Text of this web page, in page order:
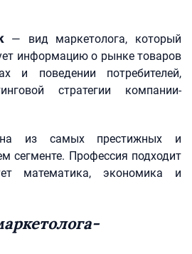
— вид маркетолога, который
информацию о рынке товаров
и поведении потребителей,
стратегии компании-
из самых престижных и
сегменте. Профессия подходит
математика, экономика и